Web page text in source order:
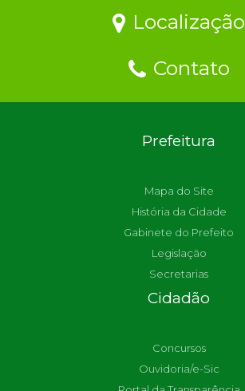
Localização
Contato
Prefeitura
Mapa do Site
História da Cidade
Gabinete do Prefeito
Legislação
Secretarias
Cidadão
Concursos
Ouvidoria/e-Sic